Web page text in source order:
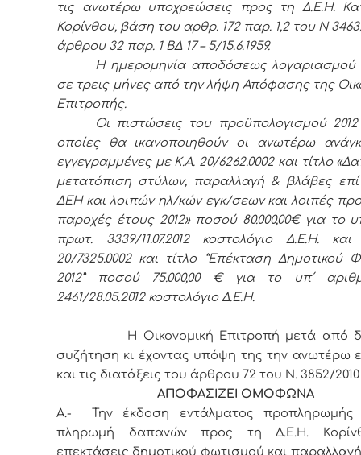
τις ανωτέρω υποχρεώσεις προς τη Δ.Ε.Η.
Κορίνθου, βάση του αρθρ. 172 παρ. 1,2 του Ν
άρθρου 32 παρ. 1 ΒΔ 17 – 5/15.6.1959.
Η ημερομηνία αποδόσεως λογαριασμού
σε τρεις μήνες από την λήψη Απόφασης της
Επιτροπής.
Οι πιστώσεις του προϋπολογισμού
οποίες θα ικανοποιηθούν οι ανωτέρω
εγγεγραμμένες με Κ.Α. 20/6262.0002 και τίτλο
μετατόπιση στύλων, παραλλαγή & βλάβες επί
ΔΕΗ και λοιπών ηλ/κών εγκ/σεων και λοιπές
παροχές έτους 2012» ποσού 80.000,00€ για το
πρωτ. 3339/11.07.2012 κοστολόγιο Δ.Ε.Η.
20/7325.0002 και τίτλο “Επέκταση Δημοτικού
2012” ποσού 75.000,00 € για το υπ΄
2461/28.05.2012 κοστολόγιο Δ.Ε.Η.
Η Οικονομική Επιτροπή μετά από
συζήτηση κι έχοντας υπόψη της την ανωτέρω
και τις διατάξεις του άρθρου 72 του Ν. 3852/2010
ΑΠΟΦΑΣΙΖΕΙ ΟΜΟΦΩΝΑ
Α.- Την έκδοση εντάλματος προπληρωμής
πληρωμή δαπανών προς τη Δ.Ε.Η.
επεκτάσεις δημοτικού φωτισμού και